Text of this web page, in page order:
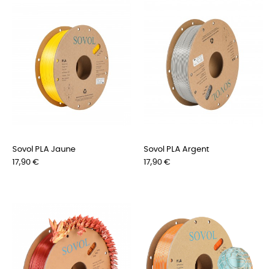
Sovol PLA Jaune
Preis
17,90 €
Sovol PLA Argent
Preis
17,90 €